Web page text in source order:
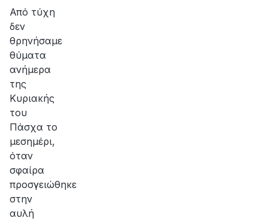
Από τύχη
δεν
θρηνήσαµε
θύµατα
ανήµερα
της
Κυριακής
του
Πάσχα το
µεσηµέρι,
όταν
σφαίρα
προσγειώθηκε
στην
αυλή